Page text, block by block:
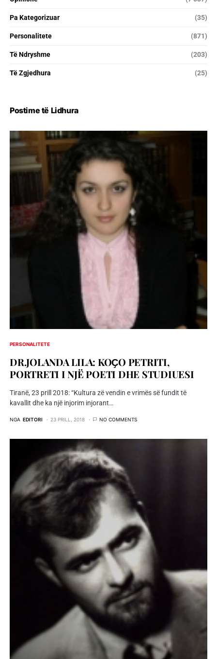
Pa Kategorizuar (35)
Personalitete (871)
Të Ndryshme (203)
Të Zgjedhura (25)
Postime të Lidhura
PERSONALITETE
DR.JOLANDA LILA: KOҪO PETRITI,
PORTRETI I NJË POETI DHE STUDIUESI
Tiranë, 23 prill 2018: “Kultura zë vendin e vrimës së fundit të
kavallit dhe ka një injorim injorant…
NGA EDITORI 23 PRILL, 2018 NO COMMENTS